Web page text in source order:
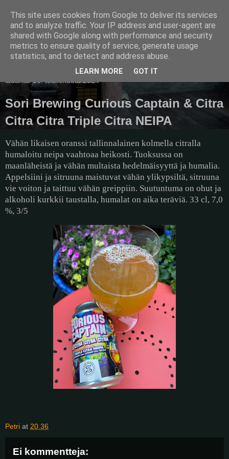
Pullollinen
lauantai 18. toukokuuta 2024
Sori Brewing Curious Captain & Citra
Citra Citra Triple Citra NEIPA
Vähän likaisen oranssi tallinnalainen kolmella citralla
humaloitu neipa vaahtoaa heikosti. Tuoksussa on
maanläheistä ja vähän multaista hedelmäisyyttä ja humalia.
Appelsiini ja sitruuna maistuvat vähän ylikypsiltä, sitruuna
vie voiton ja taittuu vähän greippiin. Suutuntuma on ohut ja
alkoholi kurkkii taustalla, humalat on aika teräviä. 33 cl, 7,0
%, 3/5
Petri at 20.36
Ei kommentteja:
This site uses cookies from Google to deliver its services
and to analyze traffic. Your IP address and user-agent are
shared with Google along with performance and security
metrics to ensure quality of service, generate usage
statistics, and to detect and address abuse.
LEARN MORE GOT IT